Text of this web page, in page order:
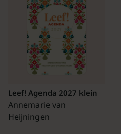
Leef! Agenda 2027 klein
Annemarie van
Heijningen